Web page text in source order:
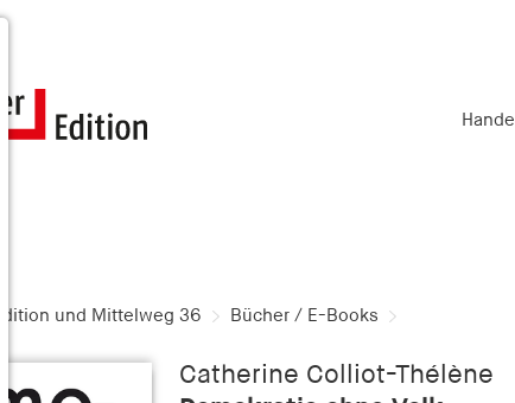
Handel
und Mittelweg 36 Bücher / E-Books
Catherine Colliot-Thélène